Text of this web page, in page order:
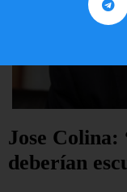
Jose
deberían